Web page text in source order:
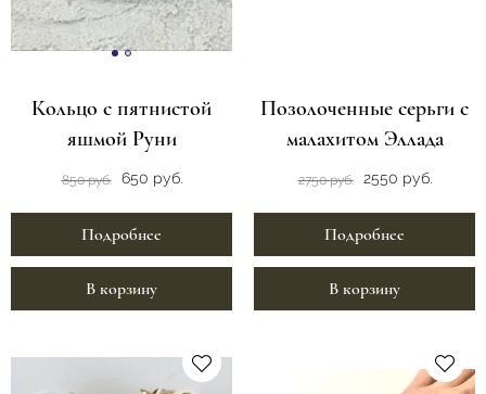
Кольцо с пятнистой
яшмой Руни
850 руб. 650 руб.
Подробнее
В корзину
Позолоченные серьги с
малахитом Эллада
2750 руб. 2550 руб.
Подробнее
В корзину